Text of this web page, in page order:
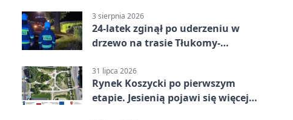
3 sierpnia 2026
24-latek zginął po uderzeniu w
drzewo na trasie Tłukomy-
31 lipca 2026
Rynek Koszycki po pierwszym
etapie. Jesienią pojawi się więcej